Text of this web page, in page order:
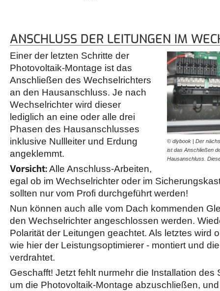
ANSCHLUSS DER LEITUNGEN IM
© diybook | Der
ist das Anschließen
Hausanschluss.
Einer der letzten Schritte der
Photovoltaik-Montage ist das
Anschließen des Wechselrichters
an den Hausanschluss. Je nach
Wechselrichter wird dieser
lediglich an eine oder alle drei
Phasen des Hausanschlusses
inklusive Nullleiter und Erdung
angeklemmt.
Vorsicht:Alle Anschluss-Arbeiten,
egal ob im Wechselrichter oder im
sollten nur vom Profi durchgeführt werden!
Nun können auch alle vom Dach kommenden
den Wechselrichter angeschlossen werden.
Polarität der Leitungen geachtet. Als letztes wird
wie hier der Leistungsoptimierer - montiert und
verdrahtet.
Geschafft! Jetzt fehlt nurmehr die Installation des
um die Photovoltaik-Montage abzuschließen,